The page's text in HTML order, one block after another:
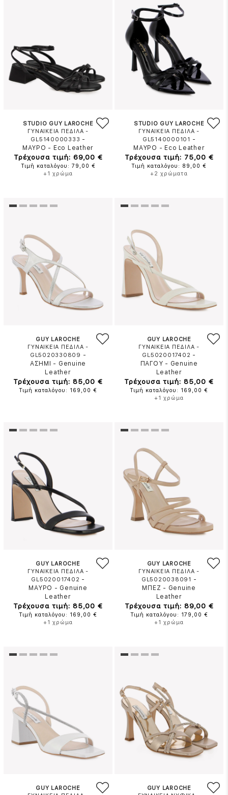
STUDIO GUY LAROCHE
ΓΥΝΑΙΚΕΙΑ ΠΕΔΙΛΑ -
GL5140000333 -
ΜΑΥΡΟ - Eco Leather
Τρέχουσα τιμή: 69,00 €
Τιμή καταλόγου: 79,00 €
+1 χρώμα
STUDIO GUY LAROCHE
ΓΥΝΑΙΚΕΙΑ ΠΕΔΙΛΑ -
GL5140000101 -
ΜΑΥΡΟ - Eco Leather
Τρέχουσα τιμή: 75,00 €
Τιμή καταλόγου: 89,00 €
+2 χρώματα
GUY LAROCHE
ΓΥΝΑΙΚΕΙΑ ΠΕΔΙΛΑ -
GL5020330809 -
ΑΣΗΜΙ
- Genuine
Leather
Τρέχουσα τιμή: 85,00 €
Τιμή καταλόγου: 169,00 €
GUY LAROCHE
ΓΥΝΑΙΚΕΙΑ ΠΕΔΙΛΑ -
GL5020017402 -
ΠΑΓΟΥ - Genuine
Leather
Τρέχουσα τιμή: 85,00 €
Τιμή καταλόγου: 169,00 €
+1 χρώμα
GUY LAROCHE
ΓΥΝΑΙΚΕΙΑ ΠΕΔΙΛΑ -
GL5020017402 -
ΜΑΥΡΟ - Genuine
Leather
Τρέχουσα τιμή: 85,00 €
Τιμή καταλόγου: 169,00 €
+1 χρώμα
GUY LAROCHE
ΓΥΝΑΙΚΕΙΑ ΠΕΔΙΛΑ -
GL5020038091 -
ΜΠΕΖ - Genuine
Leather
Τρέχουσα τιμή: 89,00 €
Τιμή καταλόγου: 179,00 €
+1 χρώμα
GUY LAROCHE
GUY LAROCHE